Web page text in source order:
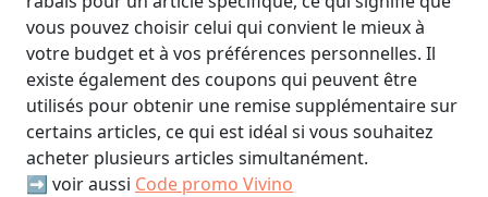
vous pouvez choisir celui qui convient le mieux à
votre budget et à vos préférences personnelles. Il
existe également des coupons qui peuvent être
utilisés pour obtenir une remise supplémentaire sur
certains articles, ce qui est idéal si vous souhaitez
acheter plusieurs articles simultanément.
➡️ voir aussi Code promo Vivino